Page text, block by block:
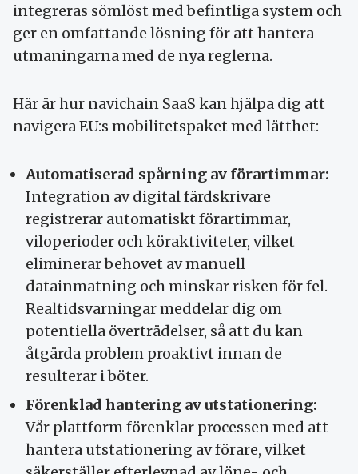
integreras sömlöst med befintliga system och
ger en omfattande lösning för att hantera
utmaningarna med de nya reglerna.
Här är hur navichain SaaS kan hjälpa dig att
navigera EU:s mobilitetspaket med lätthet:
Automatiserad spårning av förartimmar:
Integration av digital färdskrivare
registrerar automatiskt förartimmar,
viloperioder och köraktiviteter, vilket
eliminerar behovet av manuell
datainmatning och minskar risken för fel.
Realtidsvarningar meddelar dig om
potentiella överträdelser, så att du kan
åtgärda problem proaktivt innan de
resulterar i böter.
Förenklad hantering av utstationering:
Vår plattform förenklar processen med att
hantera utstationering av förare, vilket